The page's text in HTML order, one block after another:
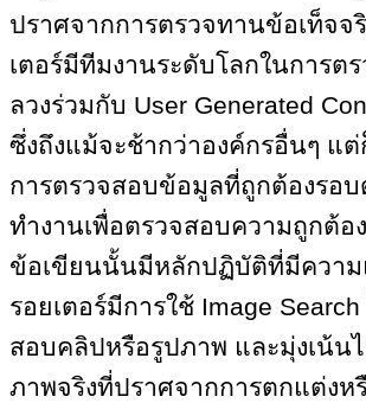
ปราศจากการตรวจทานข้อเท็จจ
เตอร์มีทีมงานระดับโลกในการต
ลวงร่วมกับ User Generated
ซึ่งถึงแม้จะช้ากว่าองค์กรอื่นๆ แต่
การตรวจสอบข้อมูลที่ถูกต้องรอ
ทำงานเพื่อตรวจสอบความถูกต้อ
ข้อเขียนนั้นมีหลักปฏิบัติที่มีควา
รอยเตอร์มีการใช้ Image
สอบคลิปหรือรูปภาพ และมุ่งเน้น
ภาพจริงที่ปราศจากการตกแต่งห